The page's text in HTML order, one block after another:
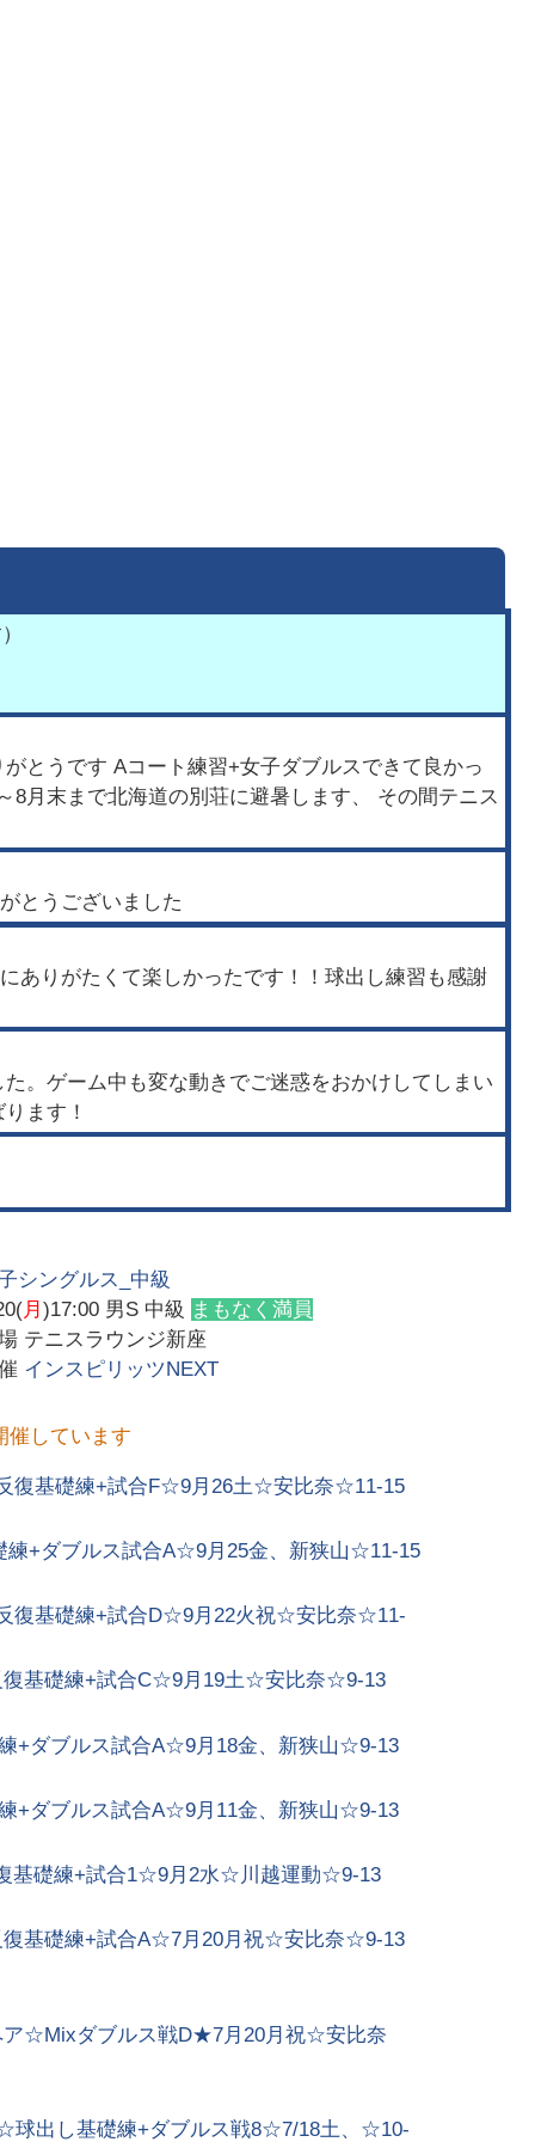
とうです Aコート練習+女子ダブルスできて良かっ
月末まで北海道の別荘に避暑します、 その間テニス
とうございました
ありがたくて楽しかったです！！球出し練習も感謝
。ゲーム中も変な動きでご迷惑をおかけしてしまい
ます！
シングルス_中級
月)17:00 男S 中級 まもなく満員
テニスラウンジ新座
インスピリッツNEXT
催しています
基礎練+試合F☆9月26土☆安比奈☆11-15
+ダブルス試合A☆9月25金、新狭山☆11-15
基礎練+試合D☆9月22火祝☆安比奈☆11-
基礎練+試合C☆9月19土☆安比奈☆9-13
ダブルス試合A☆9月18金、新狭山☆9-13
ダブルス試合A☆9月11金、新狭山☆9-13
礎練+試合1☆9月2水☆川越運動☆9-13
基礎練+試合A☆7月20月祝☆安比奈☆9-13
☆Mixダブルス戦D★7月20月祝☆安比奈
出し基礎練+ダブルス戦8☆7/18土、☆10-